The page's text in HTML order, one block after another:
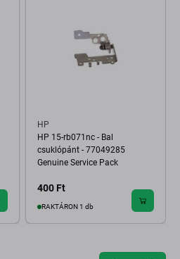
HP
HP 15-rb071nc - Bal
csuklópánt - 77049285
Genuine Service Pack
400 Ft
RAKTÁRON 1 db